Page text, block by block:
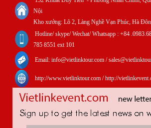
Nội
Kho xưởng: Lô 2, Làng Nghề Vạn Phúc, Hà
Hotline/ skype/ Wechat/ Whatsapp : +84
785 8551 ext 101
Email: info@vietlinktour.com /
http://www.vietlinktour.com / http://